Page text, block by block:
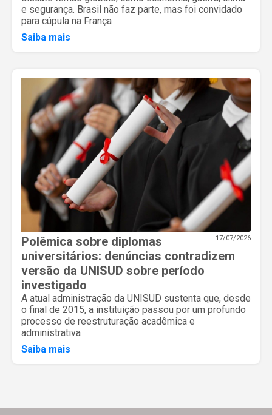
e segurança. Brasil não faz parte, mas foi convidado
para cúpula na França
Saiba mais
17/07/2026
Polêmica sobre diplomas
universitários: denúncias contradizem
versão da UNISUD sobre período
investigado
A atual administração da UNISUD sustenta que, desde
o final de 2015, a instituição passou por um profundo
processo de reestruturação acadêmica e
administrativa
Saiba mais